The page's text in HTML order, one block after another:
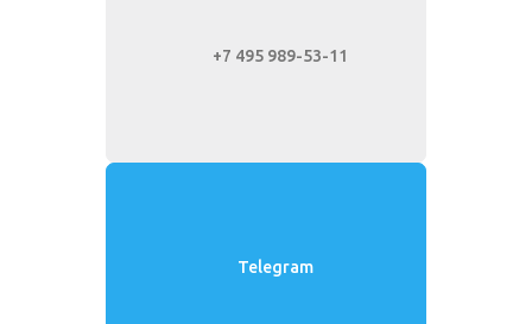
+7 495 989-53-11
Telegram